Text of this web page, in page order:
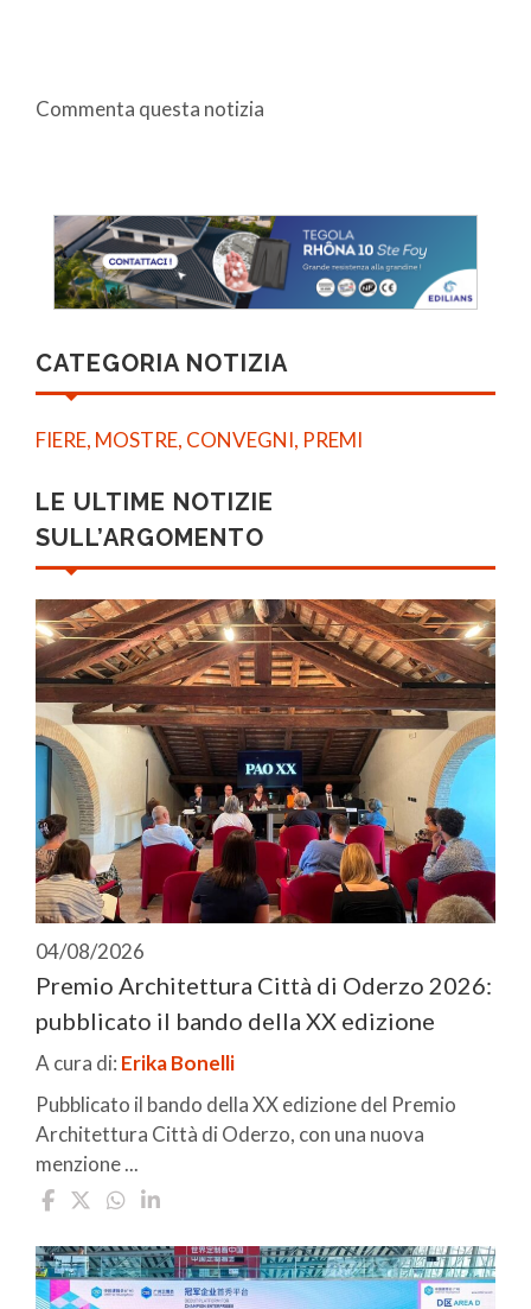
Commenta questa notizia
CATEGORIA NOTIZIA
FIERE, MOSTRE, CONVEGNI, PREMI
LE ULTIME NOTIZIE
SULL’ARGOMENTO
04/08/2026
Premio Architettura Città di Oderzo 2026:
pubblicato il bando della XX edizione
A cura di: Erika Bonelli
Pubblicato il bando della XX edizione del Premio
Architettura Città di Oderzo, con una nuova
menzione ...